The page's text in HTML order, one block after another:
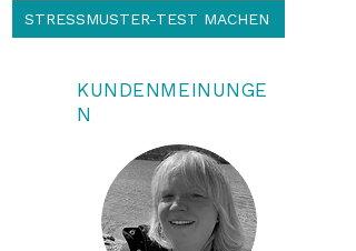
STRESSMUSTER-TEST MACHEN
KUNDENMEINUNGE
N